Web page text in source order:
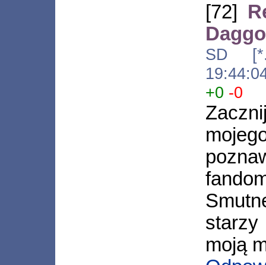
[72]
SD
+0 -0
starzy
moją